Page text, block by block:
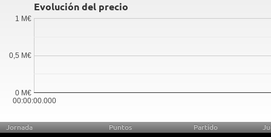
Evolución del precio
00:00:00.000
0 M€
0,5 M€
1 M€
Jornada Puntos Partido